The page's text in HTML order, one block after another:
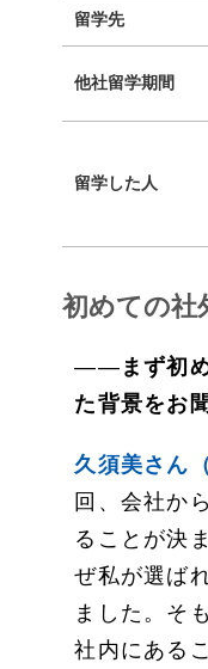
留学先
他社留学期間
留学した人
初めての社
―― まず初
た背景をお
久須美さん
回、会社か
ることが決
ぜ私が選ば
ました。そ
社内にある